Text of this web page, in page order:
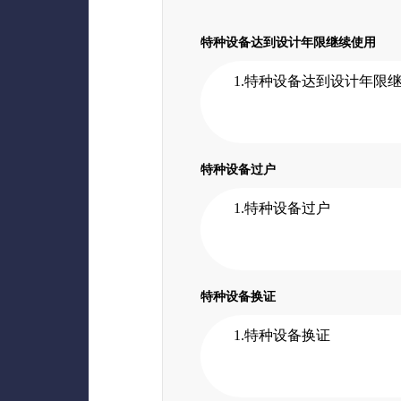
特种设备达到设计年限继续使用
1.特种设备达到设计年限
特种设备过户
1.特种设备过户
特种设备换证
1.特种设备换证